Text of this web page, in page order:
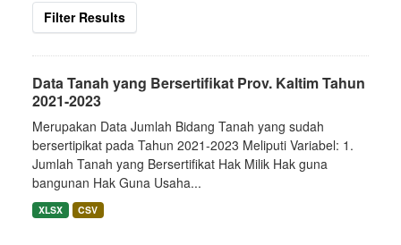
Filter Results
Data Tanah yang Bersertifikat Prov. Kaltim Tahun
2021-2023
Merupakan Data Jumlah Bidang Tanah yang sudah
bersertipikat pada Tahun 2021-2023 Meliputi Variabel: 1.
Jumlah Tanah yang Bersertifikat Hak Milik Hak guna
bangunan Hak Guna Usaha...
XLSX CSV